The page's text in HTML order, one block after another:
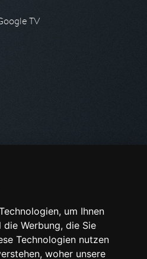
um Ihnen
Werbung, die Sie
Technologien nutzen
woher unsere
TV